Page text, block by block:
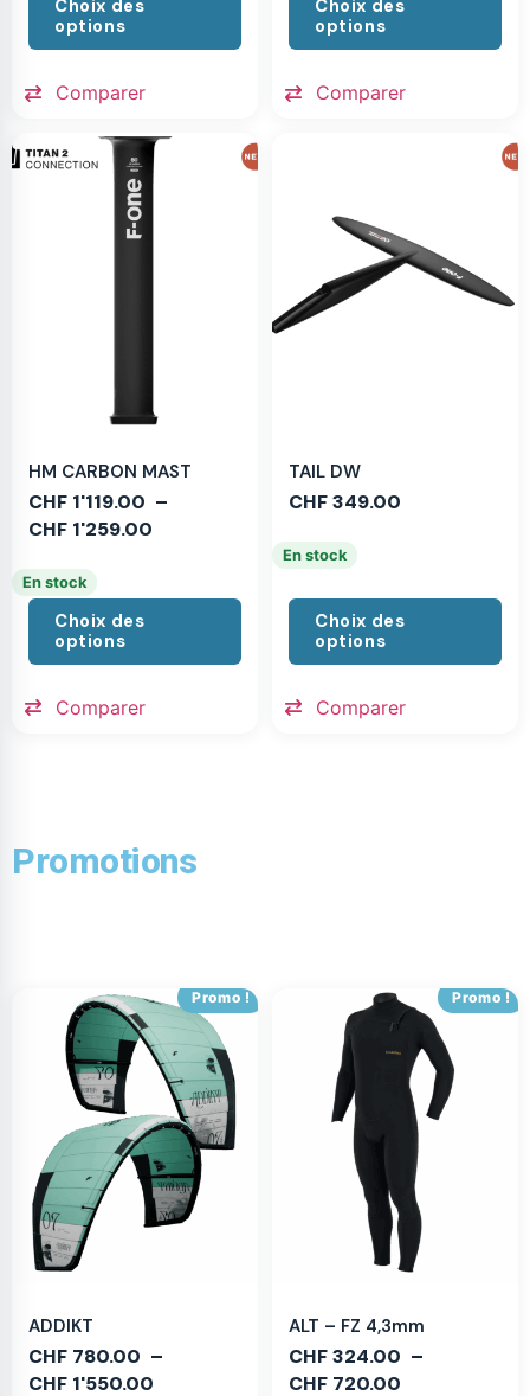
Choix des
options
Comparer
Choix des
options
Comparer
HM CARBON MAST
CHF 1'119.00 –
CHF 1'259.00
En stock
Choix des
options
Comparer
TAIL DW
CHF349.00
En stock
Choix des
options
Comparer
Promotions
Promo !
ADDIKT
CHF 780.00 –
CHF 1'550.00
Promo !
ALT – FZ 4,3mm
CHF324.00 –
CHF 720.00